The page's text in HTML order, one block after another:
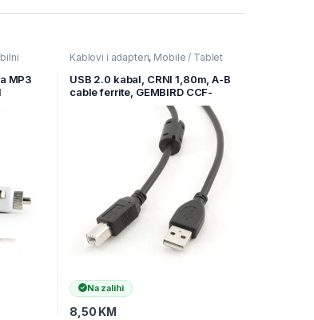
MP3
Kablovi i adapteri, Mobile / Tablet
Mobilni Uređaji
USB 2.0 kabal, CRNI 1,80m, A-B
cable ferrite, GEMBIRD CCF-
Na zalihi
8,50 KM